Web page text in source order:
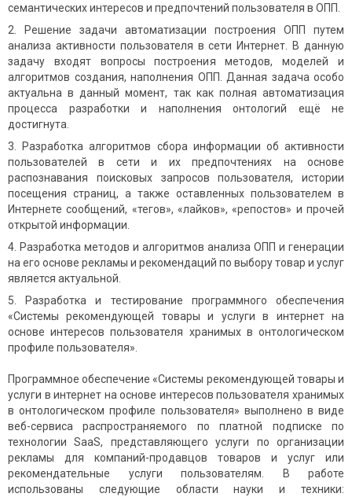
семантических интересов и предпочтений пользователя в ОПП.
Решение задачи автоматизации построения ОПП путем
анализа активности пользователя в сети Интернет. В данную
задачу входят вопросы построения методов, моделей и
алгоритмов создания, наполнения ОПП. Данная задача особо
актуальна в данный момент, так как полная автоматизация
процесса разработки и наполнения онтологий ещё не
достигнута.
Разработка алгоритмов сбора информации об активности
пользователей в сети и их предпочтениях на основе
распознавания поисковых запросов пользователя, истории
посещения страниц, а также оставленных пользователем в
Интернете сообщений, «тегов», «лайков», «репостов» и прочей
открытой информации.
Разработка методов и алгоритмов анализа ОПП и генерации
на его основе рекламы и рекомендаций по выбору товар и услуг
является актуальной.
Разработка и тестирование программного обеспечения
«Системы рекомендующей товары и услуги в интернет на
основе интересов пользователя хранимых в онтологическом
профиле пользователя».
Программное обеспечение «Системы рекомендующей товары и
услуги в интернет на основе интересов пользователя хранимых
в онтологическом профиле пользователя» выполнено в виде
веб-сервиса распространяемого по платной подписке по
технологии SaaS, представляющего услуги по организации
рекламы для компаний-продавцов товаров и услуг или
рекомендательные услуги пользователям. В работе
использованы следующие области науки и техники: